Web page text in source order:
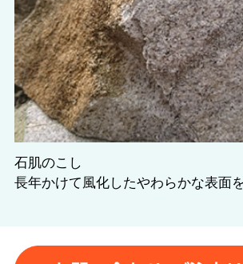
石肌のこし
長年かけて風化したやわらかな表面